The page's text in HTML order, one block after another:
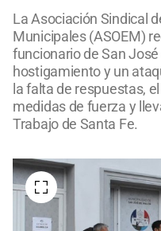
La Asociación Sindical
Municipales (ASOEM)
funcionario de San
hostigamiento y un
la falta de respuestas,
medidas de fuerza y
Trabajo de Santa Fe.